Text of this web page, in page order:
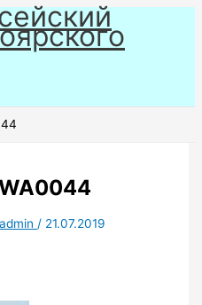
admin / 21.07.2019